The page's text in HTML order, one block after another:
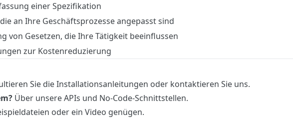
einer Spezifikation
an Ihre Geschäftsprozesse angepasst sind
von Gesetzen, die Ihre Tätigkeit beeinflussen
zur Kostenreduzierung
Sie die Installationsanleitungen oder kontaktieren Sie uns.
Über unsere APIs und No-Code-Schnittstellen.
oder ein Video genügen.